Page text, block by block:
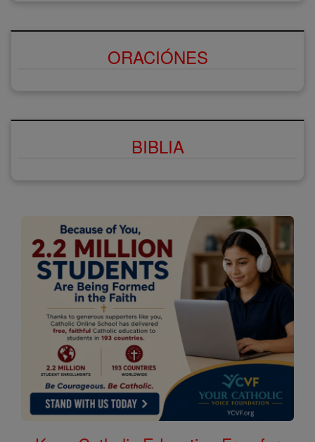
ORACIÓNES
BIBLIA